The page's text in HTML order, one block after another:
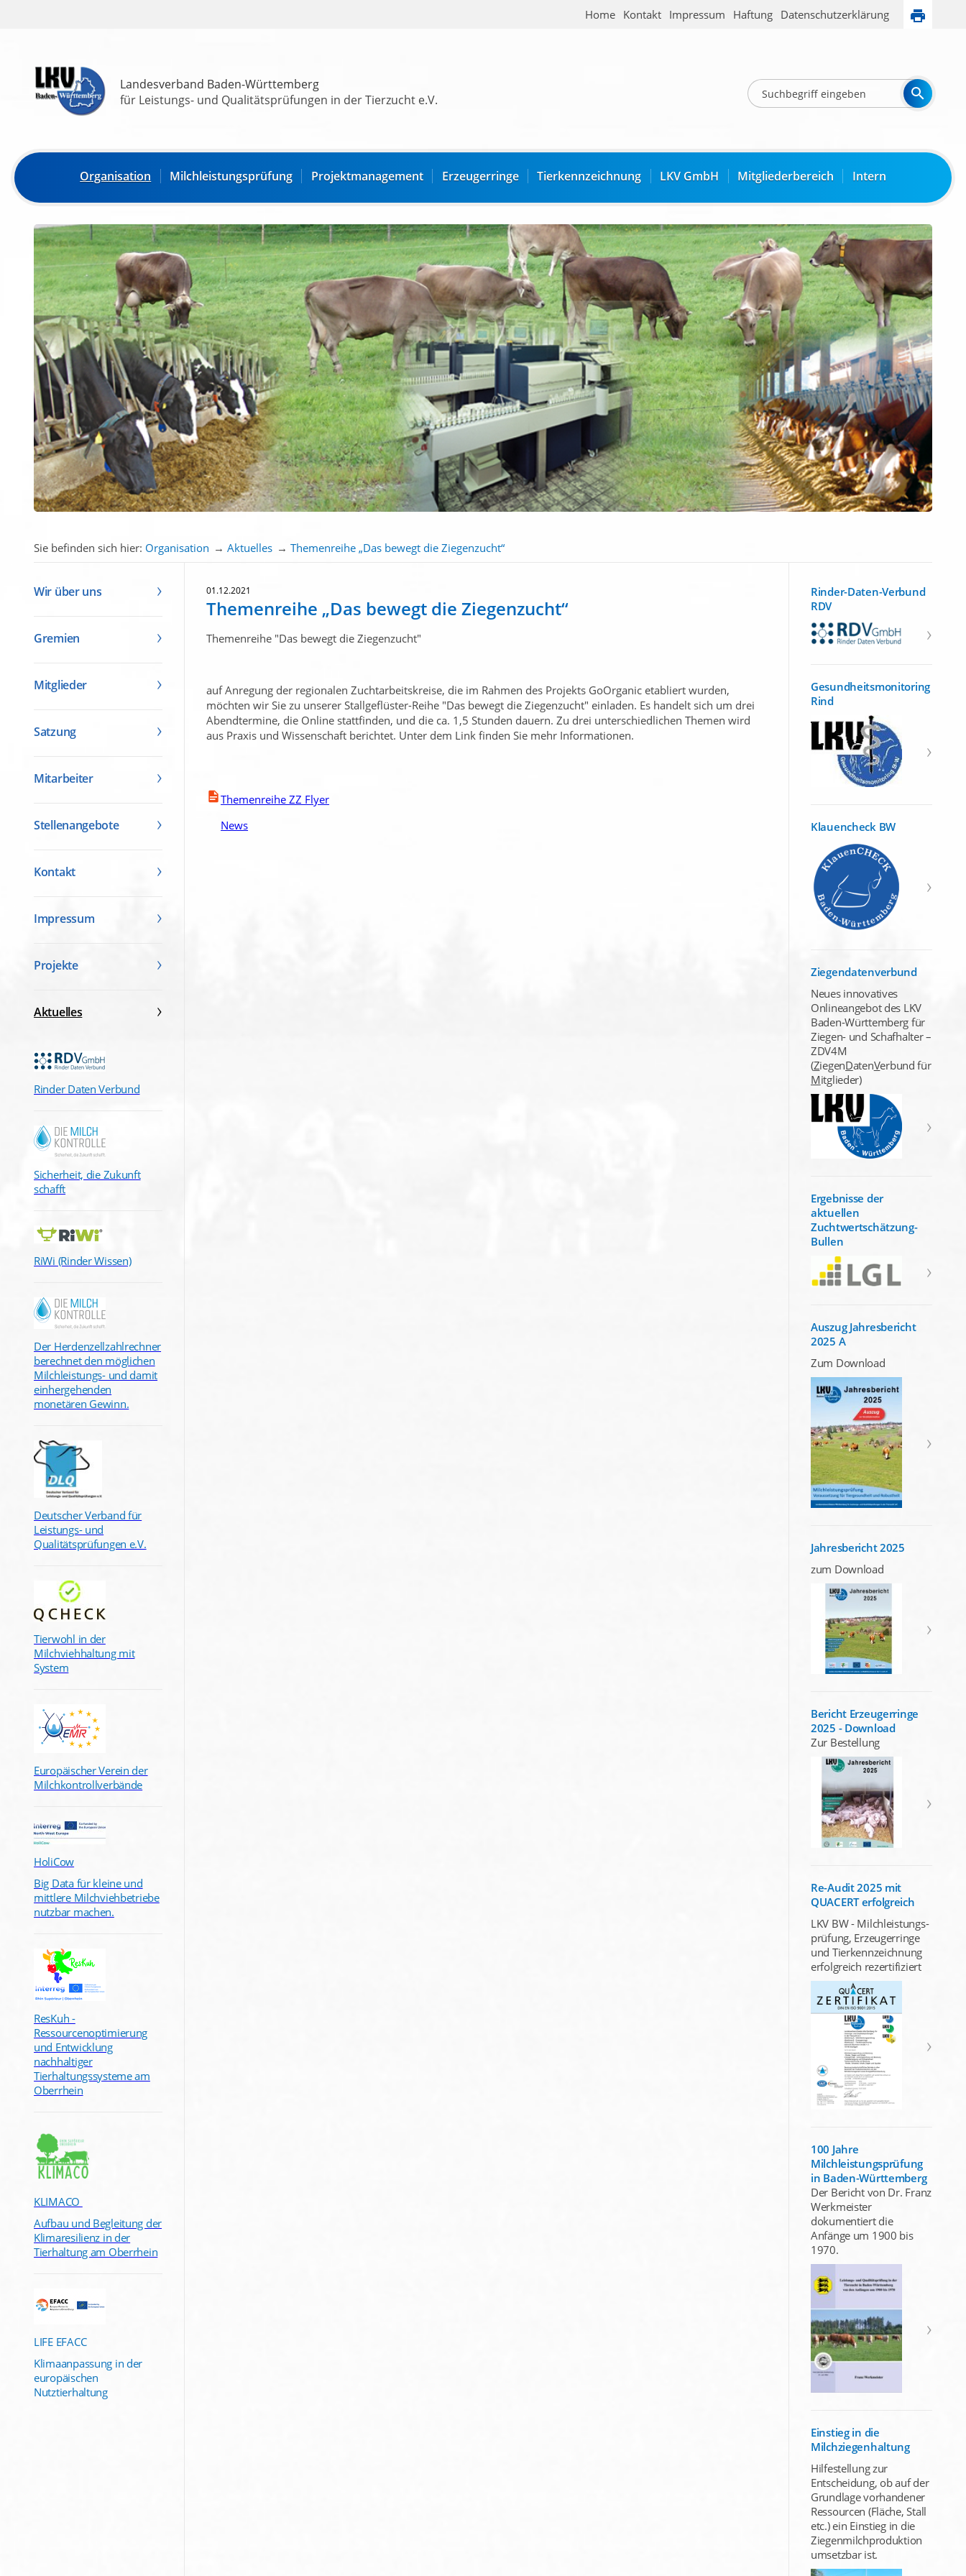
Home Kontakt Impressum Haftung Datenschutzerklärung
Landesverband Baden-Württemberg
für Leistungs- und Qualitätsprüfungen in der Tierzucht e.V.
Organisation Milchleistungsprüfung Projektmanagement Erzeugerringe Tierkennzeichnung LKV GmbH Mitgliederbereich Intern
Sie befinden sich hier: Organisation →Aktuelles →Themenreihe „Das bewegt die Ziegenzucht“
Wir über uns
Gremien
Mitglieder
Satzung
Mitarbeiter
Stellenangebote
Kontakt
Impressum
Projekte
Aktuelles
Rinder Daten Verbund
Sicherheit, die Zukunft
schafft
RiWi (Rinder Wissen)
Der Herdenzellzahlrechner
berechnet den möglichen
Milchleistungs- und damit
einhergehenden
monetären Gewinn.
Deutscher Verband für
Leistungs- und
Qualitätsprüfungen e.V.
Tierwohl in der
Milchviehhaltung mit
System
Europäischer Verein der
Milchkontrollverbände
HoliCow
Big Data für kleine und
mittlere Milchviehbetriebe
nutzbar machen.
ResKuh -
Ressourcenoptimierung
und Entwicklung
nachhaltiger
Tierhaltungssysteme am
Oberrhein
KLIMACO
Aufbau und Begleitung der
Klimaresilienz in der
Tierhaltung am Oberrhein
LIFE EFACC
Klimaanpassung in der
europäischen
Nutztierhaltung
01.12.2021
Themenreihe „Das bewegt die Ziegenzucht“
Themenreihe Das bewegt die Ziegenzucht
auf Anregung der regionalen Zuchtarbeitskreise, die im Rahmen des Projekts GoOrganic etabliert wurden,
möchten wir Sie zu unserer Stallgeflüster-Reihe Das bewegt die Ziegenzucht einladen. Es handelt sich um drei
Abendtermine, die Online stattfinden, und die ca. 1,5 Stunden dauern. Zu drei unterschiedlichen Themen wird
aus Praxis und Wissenschaft berichtet. Unter dem Link finden Sie mehr Informationen.
Themenreihe ZZ Flyer
News
Rinder-Daten-Verbund
RDV
Gesundheitsmonitoring
Rind
Klauencheck BW
Ziegendatenverbund
Neues innovatives
Onlineangebot des LKV
Baden-Württemberg für
Ziegen- und Schafhalter –
ZDV4M
(ZiegenDatenVerbund für
Mitglieder)
Ergebnisse der
aktuellen
Zuchtwertschätzung-
Bullen
Auszug Jahresbericht
2025 A
Zum Download
Jahresbericht 2025
zum Download
Bericht Erzeugerringe
2025 - Download
Zur Bestellung
Re-Audit 2025 mit
QUACERT erfolgreich
LKV BW - Milchleistungs-
prüfung, Erzeugerringe
und Tierkennzeichnung
erfolgreich rezertifiziert
100 Jahre
Milchleistungsprüfung
in Baden-Württemberg
Der Bericht von Dr. Franz
Werkmeister
dokumentiert die
Anfänge um 1900 bis
1970.
Einstieg in die
Milchziegenhaltung
Hilfestellung zur
Entscheidung, ob auf der
Grundlage vorhandener
Ressourcen (Fläche, Stall
etc.) ein Einstieg in die
Ziegenmilchproduktion
umsetzbar ist.